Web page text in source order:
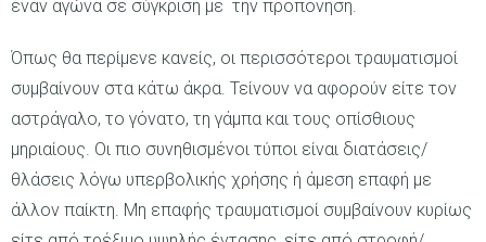
έναν αγώνα σε σύγκριση με την προπόνηση.
Όπως θα περίμενε κανείς, οι περισσότεροι τραυματισμοί
συμβαίνουν στα κάτω άκρα. Τείνουν να αφορούν είτε τον
αστράγαλο, το γόνατο, τη γάμπα και τους οπίσθιους
μηριαίους. Οι πιο συνηθισμένοι τύποι είναι διατάσεις/
θλάσεις λόγω υπερβολικής χρήσης ή άμεση επαφή με
άλλον παίκτη. Μη επαφής τραυματισμοί συμβαίνουν κυρίως